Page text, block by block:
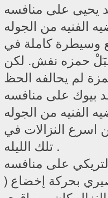
يحيى على منافسه
الفنيه من الجوله
وسيطرة كاملة في
حمزه نفش. لكن
بيوك على منافسه
الفنيه من الجوله
اسرع النزالات في
تلك الليله .
على منافسه
بحركة إخضاع (